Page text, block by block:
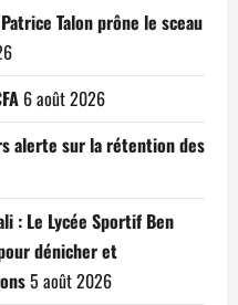
Talon prône le sceau
6 août 2026
alerte sur la rétention des
: Le Lycée Sportif Ben
dénicher et
5 août 2026